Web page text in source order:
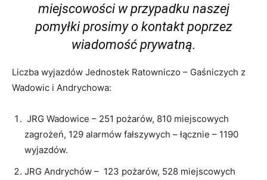
miejscowości w przypadku naszej
pomyłki prosimy o kontakt poprzez
wiadomość prywatną.
Liczba wyjazdów Jednostek Ratowniczo – Gaśniczych z
Wadowic i Andrychowa:
JRG Wadowice – 251 pożarów, 810 miejscowych
zagrożeń, 129 alarmów fałszywych – łącznie – 1190
wyjazdów.
JRG Andrychów – 123 pożarów, 528 miejscowych